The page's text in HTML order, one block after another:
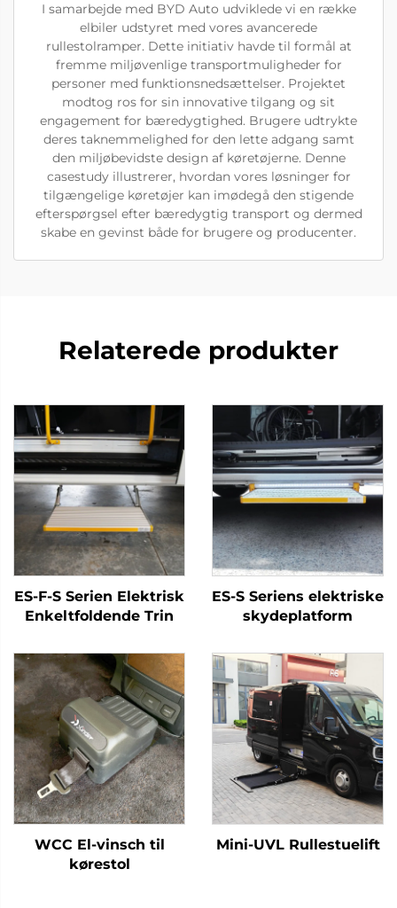
I samarbejde med BYD Auto udviklede vi en række
elbiler udstyret med vores avancerede
rullestolramper. Dette initiativ havde til formål at
fremme miljøvenlige transportmuligheder for
personer med funktionsnedsættelser. Projektet
modtog ros for sin innovative tilgang og sit
engagement for bæredygtighed. Brugere udtrykte
deres taknemmelighed for den lette adgang samt
den miljøbevidste design af køretøjerne. Denne
casestudy illustrerer, hvordan vores løsninger for
tilgængelige køretøjer kan imødegå den stigende
efterspørgsel efter bæredygtig transport og dermed
skabe en gevinst både for brugere og producenter.
Relaterede produkter
ES-F-S Serien Elektrisk
Enkeltfoldende Trin
ES-S Seriens elektriske
skydeplatform
WCC El-vinsch til
kørestol
Mini-UVL Rullestuelift